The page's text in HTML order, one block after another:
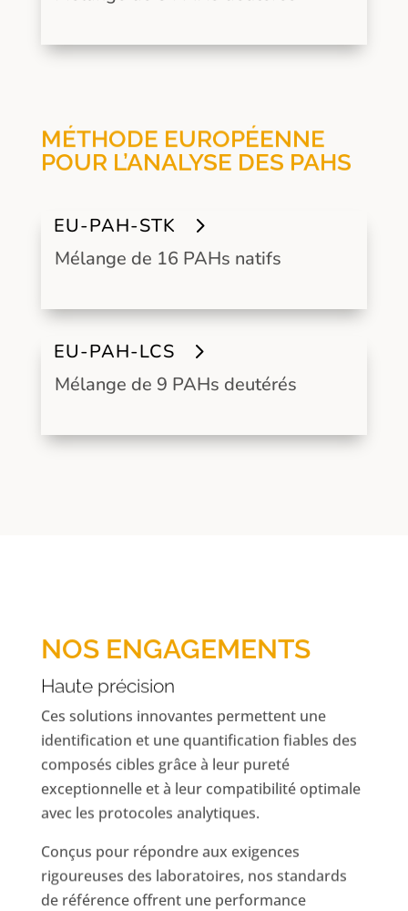
MÉTHODE EUROPÉENNE
POUR L’ANALYSE DES PAHS
EU-PAH-STK
Mélange de 16 PAHs natifs
EU-PAH-LCS
Mélange de 9 PAHs deutérés
NOS ENGAGEMENTS
Haute précision
Ces solutions innovantes permettent une
identification et une quantification fiables des
composés cibles grâce à leur pureté
exceptionnelle et à leur compatibilité optimale
avec les protocoles analytiques.
Conçus pour répondre aux exigences
rigoureuses des laboratoires, nos standards
de référence offrent une performance